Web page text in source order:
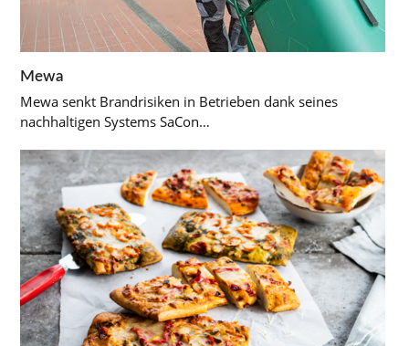
Mewa
Mewa senkt Brandrisiken in Betrieben dank seines
nachhaltigen Systems SaCon…